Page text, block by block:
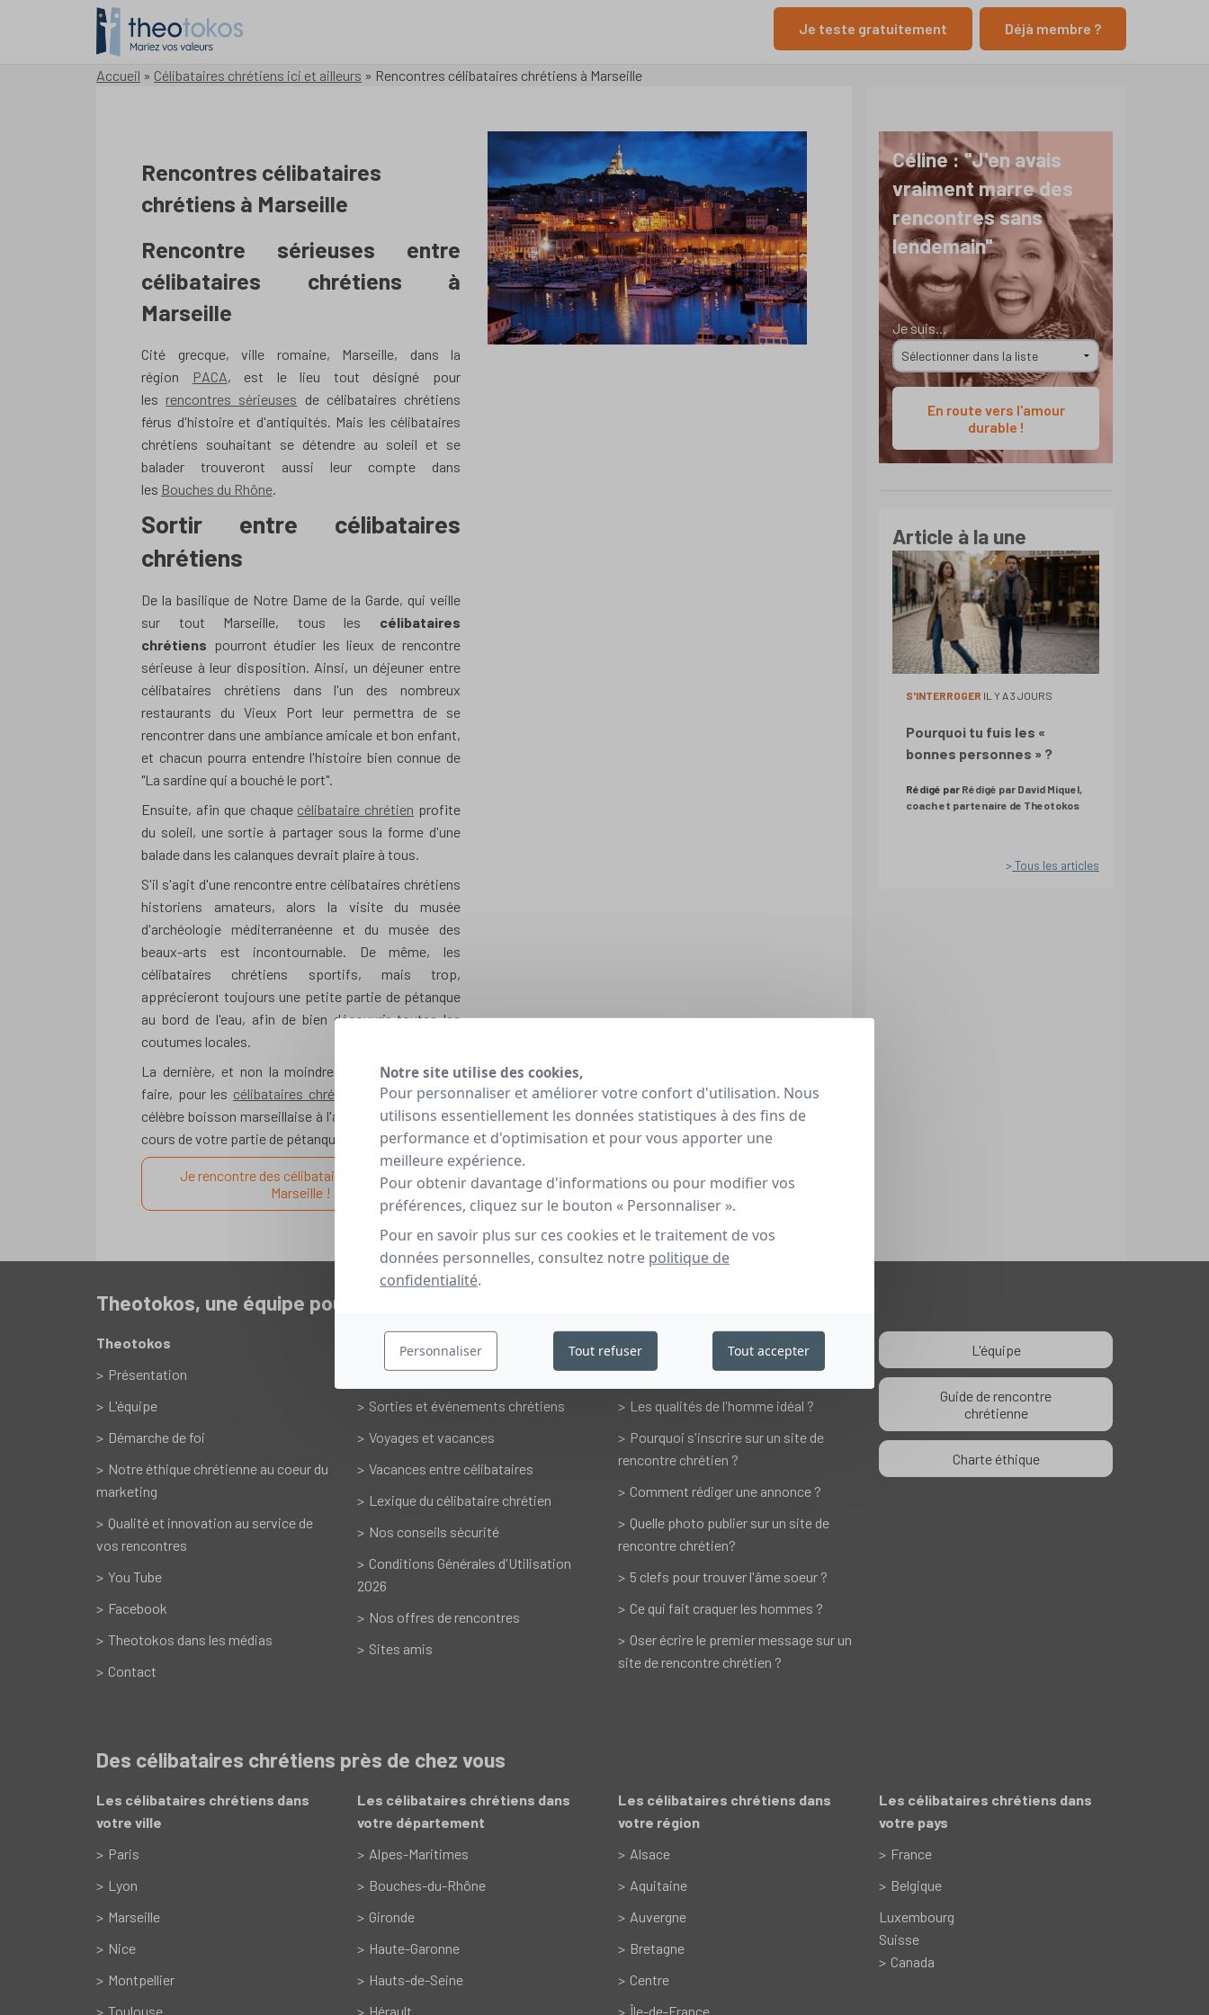
Je teste gratuitement Déjà membre ?
Accueil » Célibataires chrétiens ici et ailleurs » Rencontres célibataires chrétiens à Marseille
Rencontres célibataires
chrétiens à Marseille
Rencontre sérieuses entre
célibataires chrétiens à
Marseille
Cité grecque, ville romaine, Marseille, dans la
région
PACA, est le lieu tout désigné pour
les rencontres sérieuses de célibataires chrétiens
férus d'histoire et d'antiquités. Mais les célibataires
chrétiens souhaitant se détendre au soleil et se
balader trouveront aussi leur compte dans
les Bouches du Rhône.
Sortir entre célibataires
chrétiens
De la basilique de Notre Dame de la Garde, qui veille
sur tout Marseille, tous les célibataires
chrétiens pourront étudier les lieux de rencontre
sérieuse à leur disposition. Ainsi, un déjeuner entre
célibataires chrétiens dans l'un des nombreux
restaurants du Vieux Port leur permettra de se
rencontrer dans une ambiance amicale et bon enfant,
et chacun pourra entendre l'histoire bien connue de
"La sardine qui a bouché le port".
Ensuite, afin que chaque célibataire chrétien profite
du soleil, une sortie à partager sous la forme d'une
balade dans les calanques devrait plaire à tous.
S'il s'agit d'une rencontre entre célibataires chrétiens
historiens amateurs, alors la visite du musée
d'archéologie méditerranéenne et du musée des
beaux-arts est incontournable. De même, les
célibataires chrétiens sportifs, mais trop,
apprécieront toujours une petite partie de pétanque
au bord de l'eau, afin de bien découvrir toutes les
coutumes locales.
La dernière, et non la moindre, des découvertes à
faire, pour les célibataires chrétiens
c'est encore la
célèbre boisson marseillaise à l'anis en apéritif ou en
cours de votre partie de pétanque !
Je rencontre des célibataires chrétiens à
Marseille !
Céline : "J'en avais
vraiment marre des
rencontres sans
lendemain"
Je suis...
En route vers l'amour
durable !
Article à la une
S'INTERROGER IL Y A 3 JOURS
Pourquoi tu fuis les «
bonnes personnes » ?
Rédigé par Rédigé par David Miquel,
coach et partenaire de Theotokos
Tous les articles
Theotokos, une équipe pour vous accompagner dans vos rencontres
Theotokos
Présentation
L'équipe
Démarche de foi
Notre éthique chrétienne au coeur du
marketing
Qualité et innovation au service de
vos rencontres
You Tube
Facebook
Theotokos dans les médias
Contact
Services
Rencontres
Sorties et événements chrétiens
Voyages et vacances
Vacances entre célibataires
Lexique du célibataire chrétien
Nos conseils sécurité
Conditions Générales d'Utilisation
2026
Nos offres de rencontres
Sites amis
Les qualités de la femme idéale ?
Les qualités de l'homme idéal ?
Pourquoi s'inscrire sur un site de
rencontre chrétien ?
Comment rédiger une annonce ?
Quelle photo publier sur un site de
rencontre chrétien?
5 clefs pour trouver l'âme soeur ?
Ce qui fait craquer les hommes ?
Oser écrire le premier message sur un
site de rencontre chrétien ?
L'équipe
Guide de rencontre
chrétienne
Charte éthique
Des célibataires chrétiens près de chez vous
Les célibataires chrétiens dans
votre ville
Paris
Lyon
Marseille
Nice
Montpellier
Toulouse
Les célibataires chrétiens dans
votre département
Alpes-Maritimes
Bouches-du-Rhône
Gironde
Haute-Garonne
Hauts-de-Seine
Hérault
Les célibataires chrétiens dans
votre région
Alsace
Aquitaine
Auvergne
Bretagne
Centre
Île-de-France
Les célibataires chrétiens dans
votre pays
France
Belgique
Luxembourg
Suisse
Canada
Notre site utilise des cookies,
Pour personnaliser et améliorer votre confort d'utilisation. Nous
utilisons essentiellement les données statistiques à des fins de
performance et d'optimisation et pour vous apporter une
meilleure expérience.
Pour obtenir davantage d'informations ou pour modifier vos
préférences, cliquez sur le bouton « Personnaliser ».
Pour en savoir plus sur ces cookies et le traitement de vos
données personnelles, consultez notre politique de
confidentialité.
Personnaliser Tout refuser Tout accepter